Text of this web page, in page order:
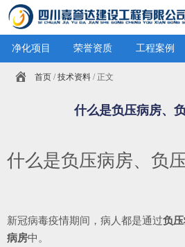
净化项目 荣誉资质 工程案例
首页 /技术资料 / 正文
什么是负压病房、
什么是负压病房、负
新冠病毒疫情期间，病人都是通过负
病房中。